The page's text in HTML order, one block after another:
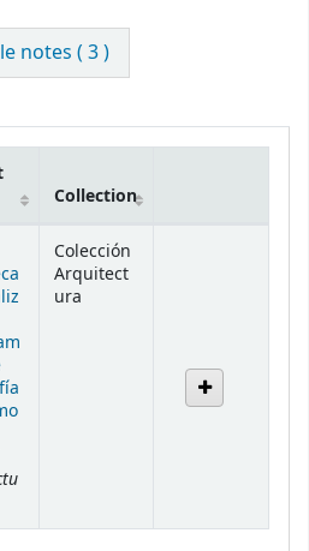
notes ( 3 )
Collection
Colección
Arquitect
ura